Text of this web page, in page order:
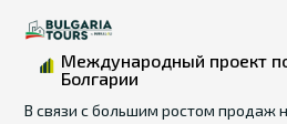
Международный проект
Болгарии
В связи с большим ростом продаж